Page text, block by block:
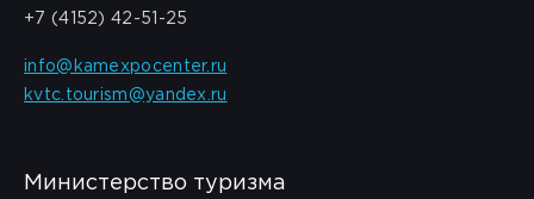
+7 (4152) 42-51-25
info@kamexpocenter.ru
kvtc.tourism@yandex.ru
Министерство туризма